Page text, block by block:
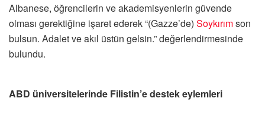
Albanese, öğrencilerin ve akademisyenlerin güvende
olması gerektiğine işaret ederek “(Gazze’de) Soykırımson
bulsun. Adalet ve akıl üstün gelsin.” değerlendirmesinde
bulundu.
ABD üniversitelerinde Filistin’e destek eylemleri